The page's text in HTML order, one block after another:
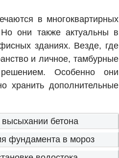
в многоквартирных
они также актуальны в
зданиях. Везде, где
и личное, тамбурные
Особенно они
хранить дополнительные
бетона
фундамента в мороз